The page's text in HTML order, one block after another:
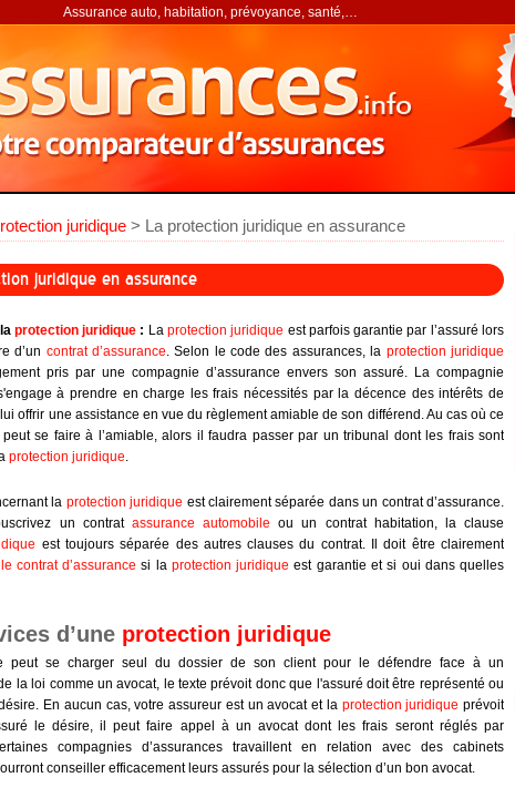
Assurance auto, habitation, prévoyance, santé,…
juridique > La protection juridique en assurance
juridique en assurance
protection juridique : Laprotection juridique est parfois garantie par l’assuré lors
d’un contrat d’assurance. Selon le code des assurances, la protection juridique
pris par une compagnie d’assurance envers son assuré. La compagnie
à prendre en charge les frais nécessités par la décence des intérêts de
offrir une assistance en vue du règlement amiable de son différend.Au cas où ce
se faire à l’amiable, alors il faudra passer par un tribunal dont les frais sont
protection juridique.
la protection juridique est clairement séparée dans un contrat d’assurance.
un contrat assurance automobile ou un contrat habitation, la clause
est toujours séparée des autres clauses du contrat. Il doit être clairement
le contrat d’assurance si la protection juridique est garantie et si oui dans quelles
d’une protection juridique
peut se charger seul du dossier de son client pour le défendre face à un
la loi comme un avocat, le texte prévoit donc que l'assuré doit être représenté ou
En aucun cas, votre assureur est un avocat et la protection juridique prévoit
le désire, il peut faire appel à un avocat dont les frais seront réglés par
compagnies d’assurances travaillent en relation avec des cabinets
conseiller efficacement leurs assurés pour la sélection d’un bon avocat.